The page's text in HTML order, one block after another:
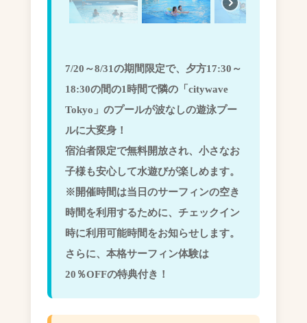
7/20～8/31の期間限定で、夕方17:30～
18:30の間の1時間で隣の「citywave
Tokyo」のプールが波なしの遊泳プー
ルに大変身！
宿泊者限定で無料開放され、小さなお
子様も安心して水遊びが楽しめます。
※開催時間は当日のサーフィンの空き
時間を利用するために、チェックイン
時に利用可能時間をお知らせします。
さらに、本格サーフィン体験は
20％OFFの特典付き！